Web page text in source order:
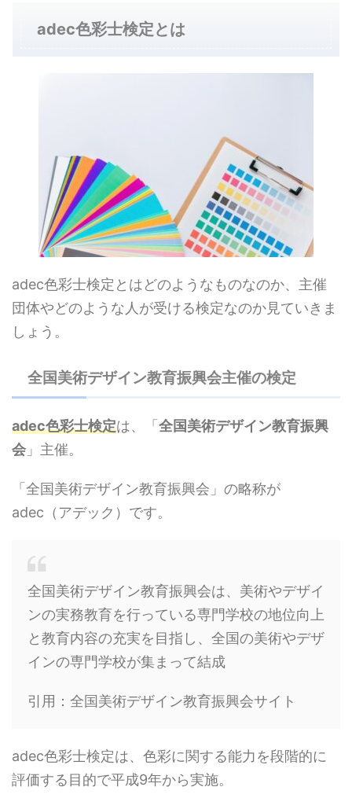
adec色彩士検定とは
adec色彩士検定とはどのようなものなのか、主催
団体やどのような人が受ける検定なのか見ていきま
しょう。
全国美術デザイン教育振興会主催の検定
adec色彩士検定は、「 全国美術デザイン教育振興
会 」主催。
「全国美術デザイン教育振興会」の略称が
adec（アデック）です。
全国美術デザイン教育振興会は、美術やデザイ
ンの実務教育を行っている専門学校の地位向上
と教育内容の充実を目指し、全国の美術やデザ
インの専門学校が集まって結成
引用：全国美術デザイン教育振興会サイト
adec色彩士検定は、色彩に関する能力を段階的に
評価する目的で平成9年から実施。